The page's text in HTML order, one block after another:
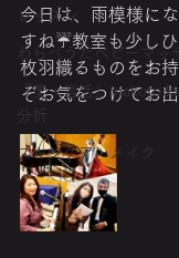
レッスン
わらべうたベビーマッ
『美・音活』makoto
分析
スキンケア・メイク
今日は、雨模様に
すね☔教室も少し
枚羽織るものをお
ぞお気をつけてお